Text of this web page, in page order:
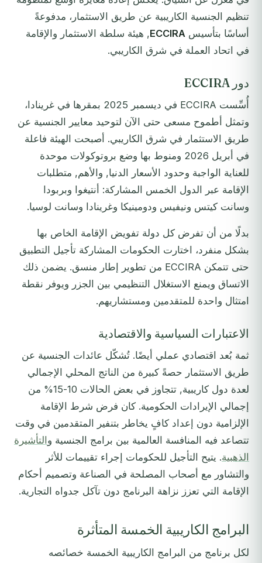
تنظيم الجنسية الكاريبية عن طريق الاستثمار، مدفوعةً
أساسًا بتأسيس ECCIRA, هيئة سلطة الاستثمار والإقامة
في اتحاد العملة في شرق الكاريبي.
دور ECCIRA
أُسِّست ECCIRA في ديسمبر 2025 بمقرها في غرينادا،
وتمثل أطموح مسعى حتى الآن لتوحيد معايير الجنسية عن
طريق الاستثمار في شرق الكاريبي. أصبحت الهيئة فاعلة
في أبريل 2026 ومنوط بها وضع بروتوكولات موحدة
للعناية الواجبة وحدود الأسعار الدنيا, والأهم, متطلبات
الإقامة عبر الدول الخمس المشاركة: أنتيغوا وبربودا
وسانت كيتس ونيفيس ودومينيكا وغرينادا وسانت لوسيا.
بدلًا من أن تفرض كل دولة تفويض الإقامة الخاص بها
بشكل منفرد، اختارت الحكومات المشاركة تأجيل التطبيق
حتى تتمكن ECCIRA من تطوير إطار منسق. يضمن ذلك
الاتساق ويمنع الاستغلال التنظيمي بين الجزر ويوفر نقطة
امتثال واحدة للمتقدمين ومستشاريهم.
الاعتبارات السياسية والاقتصادية
ثمة بُعد اقتصادي عملي أيضًا. تُشكّل عائدات الجنسية عن
طريق الاستثمار حصةً كبيرة من الناتج المحلي الإجمالي
لعدة دول كاريبية, تتجاوز في بعض الحالات 10-15% من
إجمالي الإيرادات الحكومية. كان فرض شرط الإقامة
الإلزامية دون إعداد كافٍ يخاطر بتنفير المتقدمين في وقت
تتصاعد فيه المنافسة العالمية بين برامج الجنسية و التأشيرة
الذهبية. يتيح التأجيل للحكومات إجراء تقييمات للأثر
والتشاور مع أصحاب المصلحة في الصناعة وتصميم أحكام
الإقامة التي تعزز نزاهة البرنامج دون تآكل جدواه التجارية.
البرامج الكاريبية الخمسة المتأثرة
لكل برنامج من البرامج الكاريبية الخمسة خصائصه